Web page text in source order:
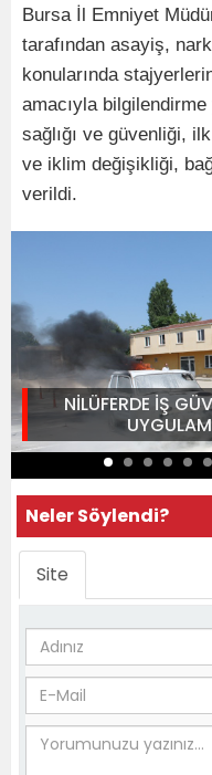
Bursa İl Emniyet
tarafından asayiş,
konularında
amacıyla bilgilendirme
sağlığı ve güvenliği,
ve iklim değişikliği,
verildi.
NİLÜFERDE İŞ
Neler Söylendi?
Site